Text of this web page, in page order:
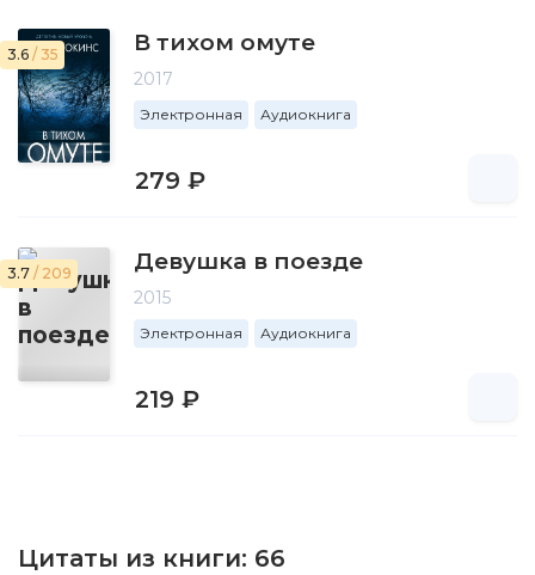
3.6 / 35 В тихом омуте
2017
Электронная Аудиокнига
279 ₽
3.7 / 209 Девушка в поезде
2015
Электронная Аудиокнига
219 ₽
Цитаты из книги: 66